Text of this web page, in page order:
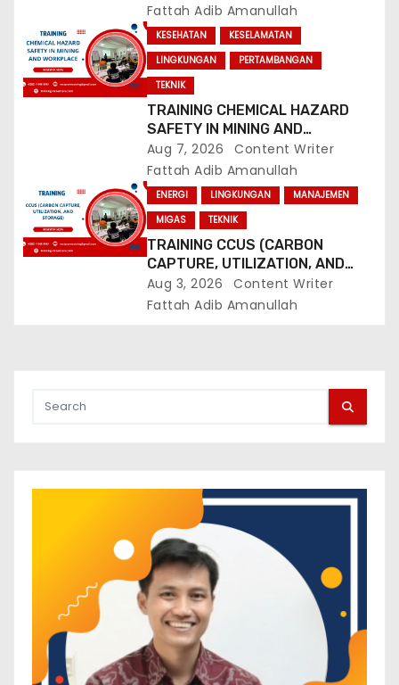
i
o
n
Fattah Adib Amanullah
KESEHATAN
KESELAMATAN
LINGKUNGAN
PERTAMBANGAN
TEKNIK
TRAINING CHEMICAL HAZARD
SAFETY IN MINING AND
WORKPLACE
Aug 7, 2026
Content Writer
Fattah Adib Amanullah
ENERGI LINGKUNGAN
MANAJEMEN
MIGAS
TEKNIK
TRAINING CCUS (CARBON
CAPTURE, UTILIZATION, AND
STORAGE)
Aug 3, 2026
Content Writer
Fattah Adib Amanullah